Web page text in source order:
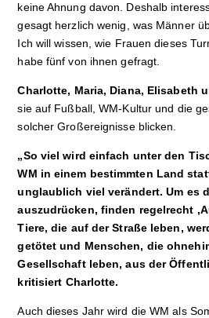
keine Ahnung davon. Deshalb
gesagt herzlich wenig, was Männer
Ich will wissen, wie Frauen dieses
habe fünf von ihnen gefragt.
Charlotte, Maria, Diana, Elisabeth
sie auf Fußball, WM-Kultur und die
solcher Großereignisse blicken.
„So viel wird einfach unter den
WM in einem bestimmten Land
unglaublich viel verändert. Um es
auszudrücken, finden regelrecht
Tiere, die auf der Straße leben,
getötet und Menschen, die
Gesellschaft leben, aus der
kritisiert Charlotte.
Auch dieses Jahr wird die WM als